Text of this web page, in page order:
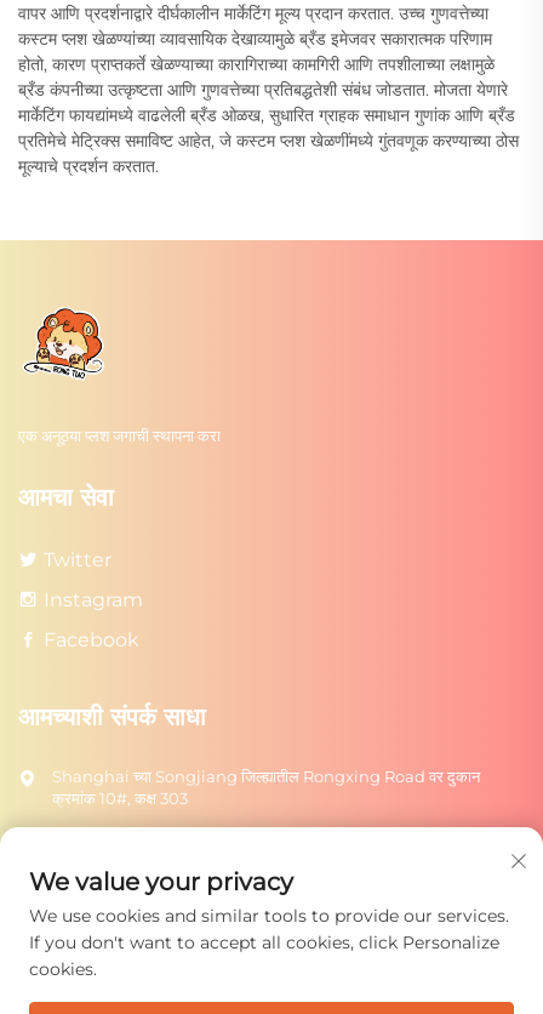
वापर आणि प्रदर्शनाद्वारे दीर्घकालीन मार्केटिंग मूल्य प्रदान करतात. उच्च गुणवत्तेच्या
कस्टम प्लश खेळण्यांच्या व्यावसायिक देखाव्यामुळे ब्रँड इमेजवर सकारात्मक परिणाम
होतो, कारण प्राप्तकर्ते खेळण्याच्या कारागिराच्या कामगिरी आणि तपशीलाच्या लक्षामुळे
ब्रँड कंपनीच्या उत्कृष्टता आणि गुणवत्तेच्या प्रतिबद्धतेशी संबंध जोडतात. मोजता येणारे
मार्केटिंग फायद्यांमध्ये वाढलेली ब्रँड ओळख, सुधारित ग्राहक समाधान गुणांक आणि ब्रँड
प्रतिमेचे मेट्रिक्स समाविष्ट आहेत, जे कस्टम प्लश खेळणींमध्ये गुंतवणूक करण्याच्या ठोस
मूल्याचे प्रदर्शन करतात.
एक अनूठ्या प्लश जगाची स्थापना करा
आमचा सेवा
Twitter
Instagram
Facebook
आमच्याशी संपर्क साधा
Shanghai च्या Songjiang जिल्ह्यातील Rongxing Road वर दुकान
क्रमांक 10#, कक्ष 303
+86-18217615209
पाठवा
We value your privacy
We use cookies and similar tools to provide our services.
If you don't want to accept all cookies, click Personalize
cookies.